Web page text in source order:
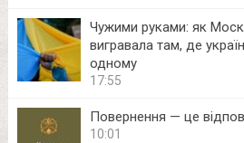
Чужими руками: як
вигравала там, де
одному
17:55
Повернення — це
10:01